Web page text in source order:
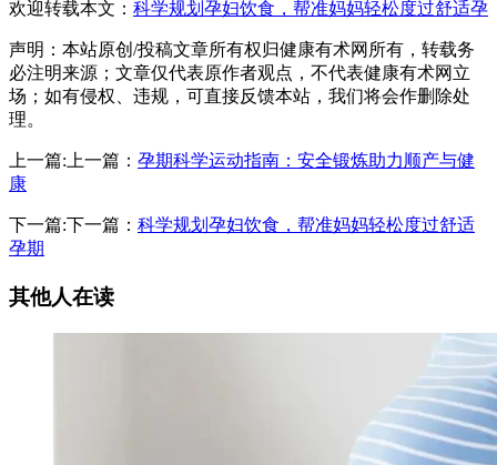
欢迎转载本文： 科学规划孕妇饮食，帮准妈妈轻松度过舒适孕
声明：本站原创/投稿文章所有权归健康有术网所有，转载务
必注明来源；文章仅代表原作者观点，不代表健康有术网立
场；如有侵权、违规，可直接反馈本站，我们将会作删除处
理。
上一篇:上一篇： 孕期科学运动指南：安全锻炼助力顺产与健
康
下一篇:下一篇： 科学规划孕妇饮食，帮准妈妈轻松度过舒适
孕期
其他人在读